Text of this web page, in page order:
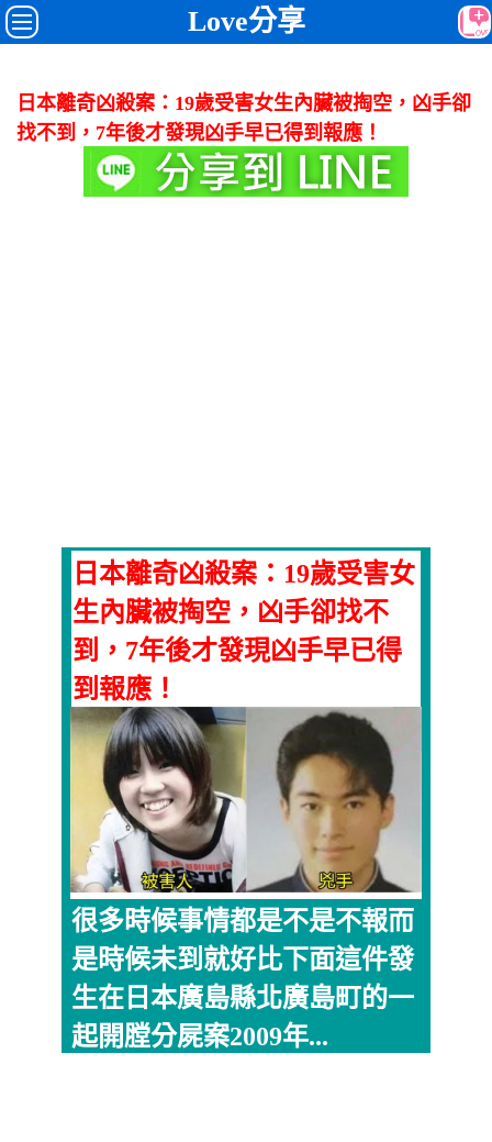
Love分享
日本離奇凶殺案：19歲受害女生內臟被掏空，凶手卻
找不到，7年後才發現凶手早已得到報應！
日本離奇凶殺案：19歲受害女
生內臟被掏空，凶手卻找不
到，7年後才發現凶手早已得
到報應！
很多時候事情都是不是不報而
是時候未到就好比下面這件發
生在日本廣島縣北廣島町的一
起開膛分屍案2009年...